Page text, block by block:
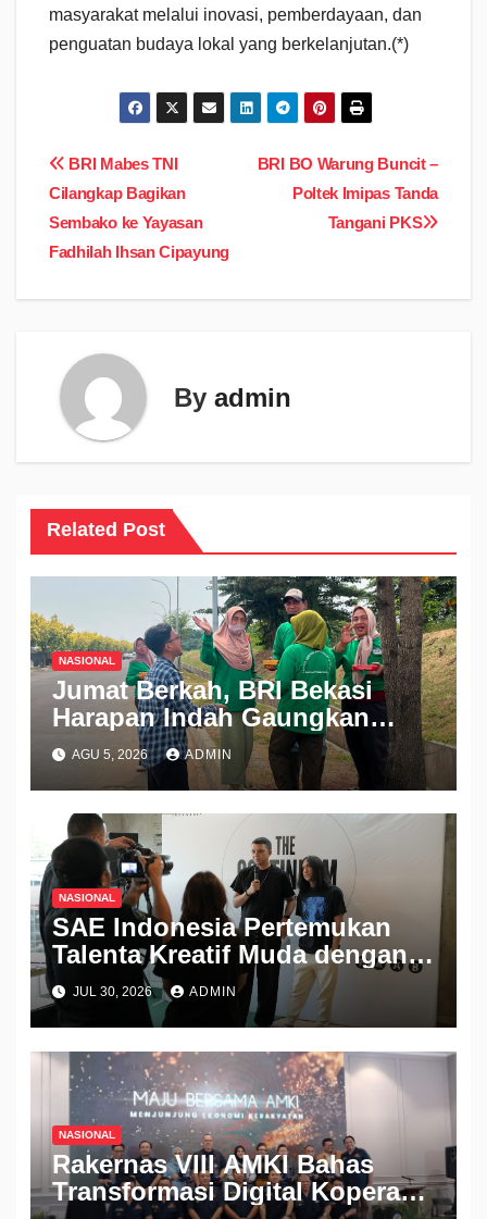
masyarakat melalui inovasi, pemberdayaan, dan
penguatan budaya lokal yang berkelanjutan.(*)
Navigasi
pos
BRI BO Warung Buncit –
Poltek Imipas Tanda
Tangani PKS
BRI Mabes TNI
Cilangkap Bagikan
Sembako ke Yayasan
Fadhilah Ihsan Cipayung
By admin
Related Post
NASIONAL
Jumat Berkah, BRI Bekasi
Harapan Indah Gaungkan
Semangat Berbagi
AGU 5, 2026 ADMIN
NASIONAL
SAE Indonesia Pertemukan
Talenta Kreatif Muda dengan
Industri Lewat Pameran THE
CONTINUUM 2026
JUL 30, 2026 ADMIN
NASIONAL
Rakernas VIII AMKI Bahas
Transformasi Digital Koperasi